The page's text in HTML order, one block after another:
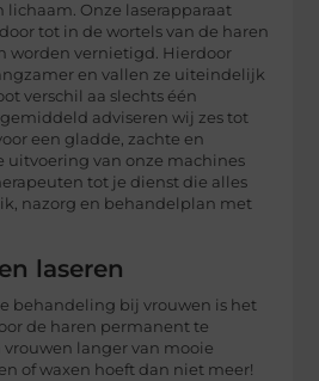
Onze laserapparaat
tot in de wortels van de haren
worden vernietigd. Hierdoor
en vallen ze uiteindelijk
verschil aa slechts één
adviseren wij zes tot
een gladde, zachte en
uitvoering van onze machines
tot je dienst die alles
nazorg en behandelplan met
laseren
behandeling bij vrouwen is het
de haren permanent te
langer van mooie
of waxen hoeft dan niet meer!